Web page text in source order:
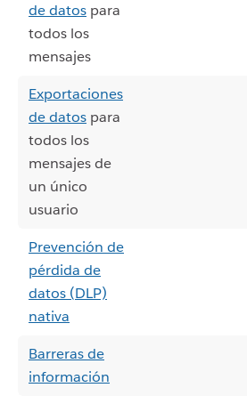
de datos para
todos los
mensajes
Exportaciones
de datos para
todos los
mensajes de
un único
usuario
Prevención de
pérdida de
datos (DLP)
nativa
Barreras de
información